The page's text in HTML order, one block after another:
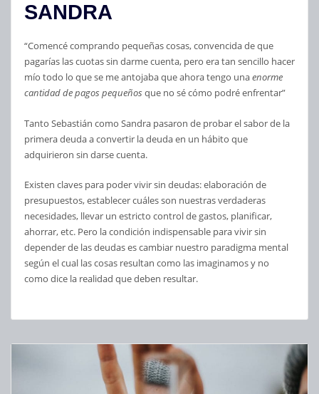
SANDRA
“Comencé comprando pequeñas cosas, convencida de que
pagarías las cuotas sin darme cuenta, pero era tan sencillo hacer
mío todo lo que se me antojaba que ahora tengo unaenorme
cantidad de pagos pequeños que no sé cómo podré enfrentar”
Tanto Sebastián como Sandra pasaron de probar el sabor de la
primera deuda a convertir la deuda en un hábito que
adquirieron sin darse cuenta.
Existen claves para poder vivir sin deudas: elaboración de
presupuestos, establecer cuáles son nuestras verdaderas
necesidades, llevar un estricto control de gastos, planificar,
ahorrar, etc. Pero la condición indispensable para vivir sin
depender de las deudas es cambiar nuestro paradigma mental
según el cual las cosas resultan como las imaginamos y no
como dice la realidad que deben resultar.